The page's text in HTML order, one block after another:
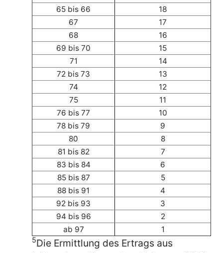
65 bis 66
18
67
17
68
16
69 bis 70
15
71
14
72 bis 73
13
74
12
75
11
76 bis 77
10
78 bis 79
9
80
8
81 bis 82
7
83 bis 84
6
85 bis 87
5
88 bis 91
4
92 bis 93
3
94 bis 96
2
ab 97
1
5Die Ermittlung des Ertrags aus